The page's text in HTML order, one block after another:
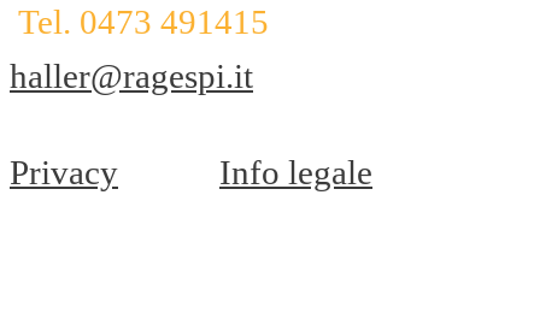
Tel. 0473 491415
haller@ragespi.it
Privacy Info legale